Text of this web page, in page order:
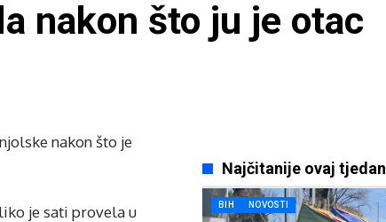
nakon što ju je otac
nakon što je
je sati provela u
Najčitanije ovaj tjedan
BIH NOVOSTI